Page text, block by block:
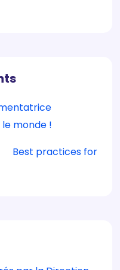
monde !
Best practices for